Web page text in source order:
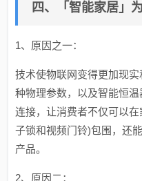
四、「智能家居」
1、原因之一：
技术使物联网变得更加现
种物理参数，以及智能恒
连接，让消费者不仅可以
子锁和视频门铃)包围，还
产品。
2、原因二：